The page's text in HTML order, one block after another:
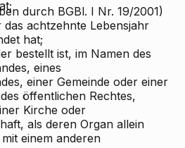
durch BGBl. I Nr. 19/2001)
das achtzehnte Lebensjahr
hat;
bestellt ist, im Namen des
eines
einer Gemeinde oder einer
öffentlichen Rechtes,
Kirche oder
als deren Organ allein
einem anderen